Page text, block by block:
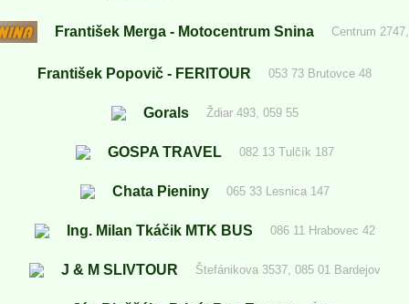
František Merga - Motocentrum Snina Centrum
František Popovič - FERITOUR 053 73 Brutovce 48
Gorals Ždiar 493, 059 55
GOSPA TRAVEL 082 13 Tulčík 187
Chata Pieniny 065 33 Lesnica 147
Ing. Milan Tkáčik MTK BUS 086 11 Hrabovec 42
J & M SLIVTOUR Štefánikova 3537, 085 01 Bardejov